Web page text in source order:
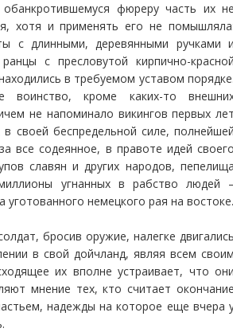
обанкротившемуся фюреру часть их
хотя и применять его не
с длинными, деревянными ручками
с пресловутой кирпично-
в требуемом уставом
воинство, кроме каких-то
не напоминало викингов первых
своей беспредельной силе,
все содеянное, в правоте идей
славян и других народов,
угнанных в рабство людей
уготованного немецкого рая на востоке.
бросив оружие, налегке
в свой дойчланд, являя всем
их вполне устраивает, что
мнение тех, кто считает
надежды на которое еще вчера